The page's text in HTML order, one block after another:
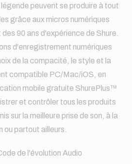
peuvent se produire à tout
grâce aux micros numériques
90 ans d'expérience de Shure.
d'enregistrement numériques
de la compacité, le style et la
compatible PC/Mac/iOS, en
mobile gratuite ShurePlus™
et contrôler tous les produits
sur la meilleure prise de son, à la
ou partout ailleurs.
de l'évolution Audio